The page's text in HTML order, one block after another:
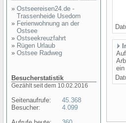
» Ostseereisen24.de -
Trassenheide Usedom
» Ferienwohnung an der
Ostsee
» Ostseekreuzfahrt
» Rügen Urlaub
» Ostsee Radweg
Besucherstatistik
Gezählt seit dem 10.02.2016
Seitenaufrufe:
Besucher:
45.368
4.099
ein